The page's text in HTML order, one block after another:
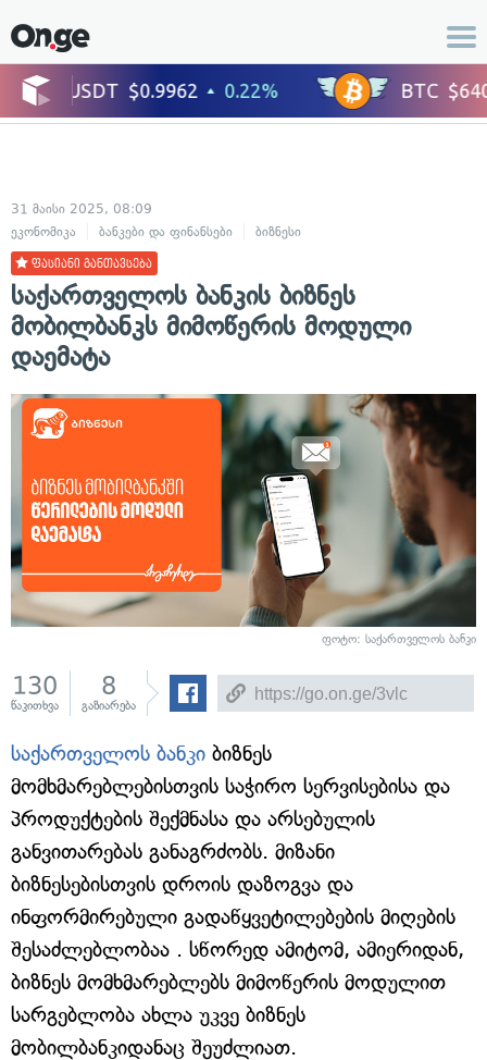
31 მაისი 2025, 08:09
ეკონომიკა
ბანკები და ფინანსები ბიზნესი
ფასიანი განთავსება
საქართველოს ბანკის ბიზნეს
მობილბანკს მიმოწერის მოდული
დაემატა
ფოტო: საქართველოს ბანკი
130
წაკითხვა
8
გაზიარება
საქართველოს ბანკი ბიზნეს
მომხმარებლებისთვის საჭირო სერვისებისა და
პროდუქტების შექმნასა და არსებულის
განვითარებას განაგრძობს. მიზანი
ბიზნესებისთვის დროის დაზოგვა და
ინფორმირებული გადაწყვეტილებების მიღების
შესაძლებლობაა . სწორედ ამიტომ, ამიერიდან,
ბიზნეს მომხმარებლებს მიმოწერის მოდულით
სარგებლობა ახლა უკვე ბიზნეს
მობილბანკიდანაც შეუძლიათ.